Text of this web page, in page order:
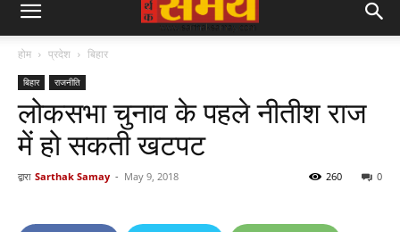
होम प्रदेश बिहार
बिहार राजनीति
लोकसभा चुनाव के पहले नीतीश राज
में हो सकती खटपट
द्वारा Sarthak Samay - May 9, 2018 0
260